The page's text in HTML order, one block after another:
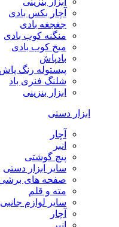
آچار بکس بادی
جغجغه بادی
منگنه کوب بادی
میخ کوب بادی
بادپاش
پیستوله رنگ پاش
شلنگ فنری باد
ابزار بنزینی
ابزار دستی
آچار
انبر
پیچ گوشتی
سایر ابزار دستی
صفحه های
مته و قلم
سایر لوازم
آچار
انبر